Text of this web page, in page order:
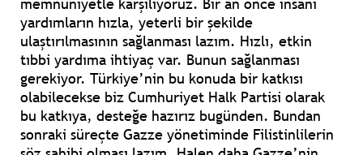
memnuniyetle karşılıyoruz. Bir an önce insani
yardımların hızla, yeterli bir şekilde
ulaştırılmasının sağlanması lazım. Hızlı, etkin
tıbbi yardıma ihtiyaç var. Bunun sağlanması
gerekiyor. Türkiye’nin bu konuda bir katkısı
olabilecekse biz Cumhuriyet Halk Partisi olarak
bu katkıya, desteğe hazırız bugünden. Bundan
sonraki süreçte Gazze yönetiminde Filistinlilerin